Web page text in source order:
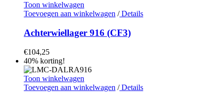
Toon winkelwagen
Toevoegen aan winkelwagen /Details
Achterwiellager 916 (CF3)
€104,25
40% korting!
Toon winkelwagen
Toevoegen aan winkelwagen /Details